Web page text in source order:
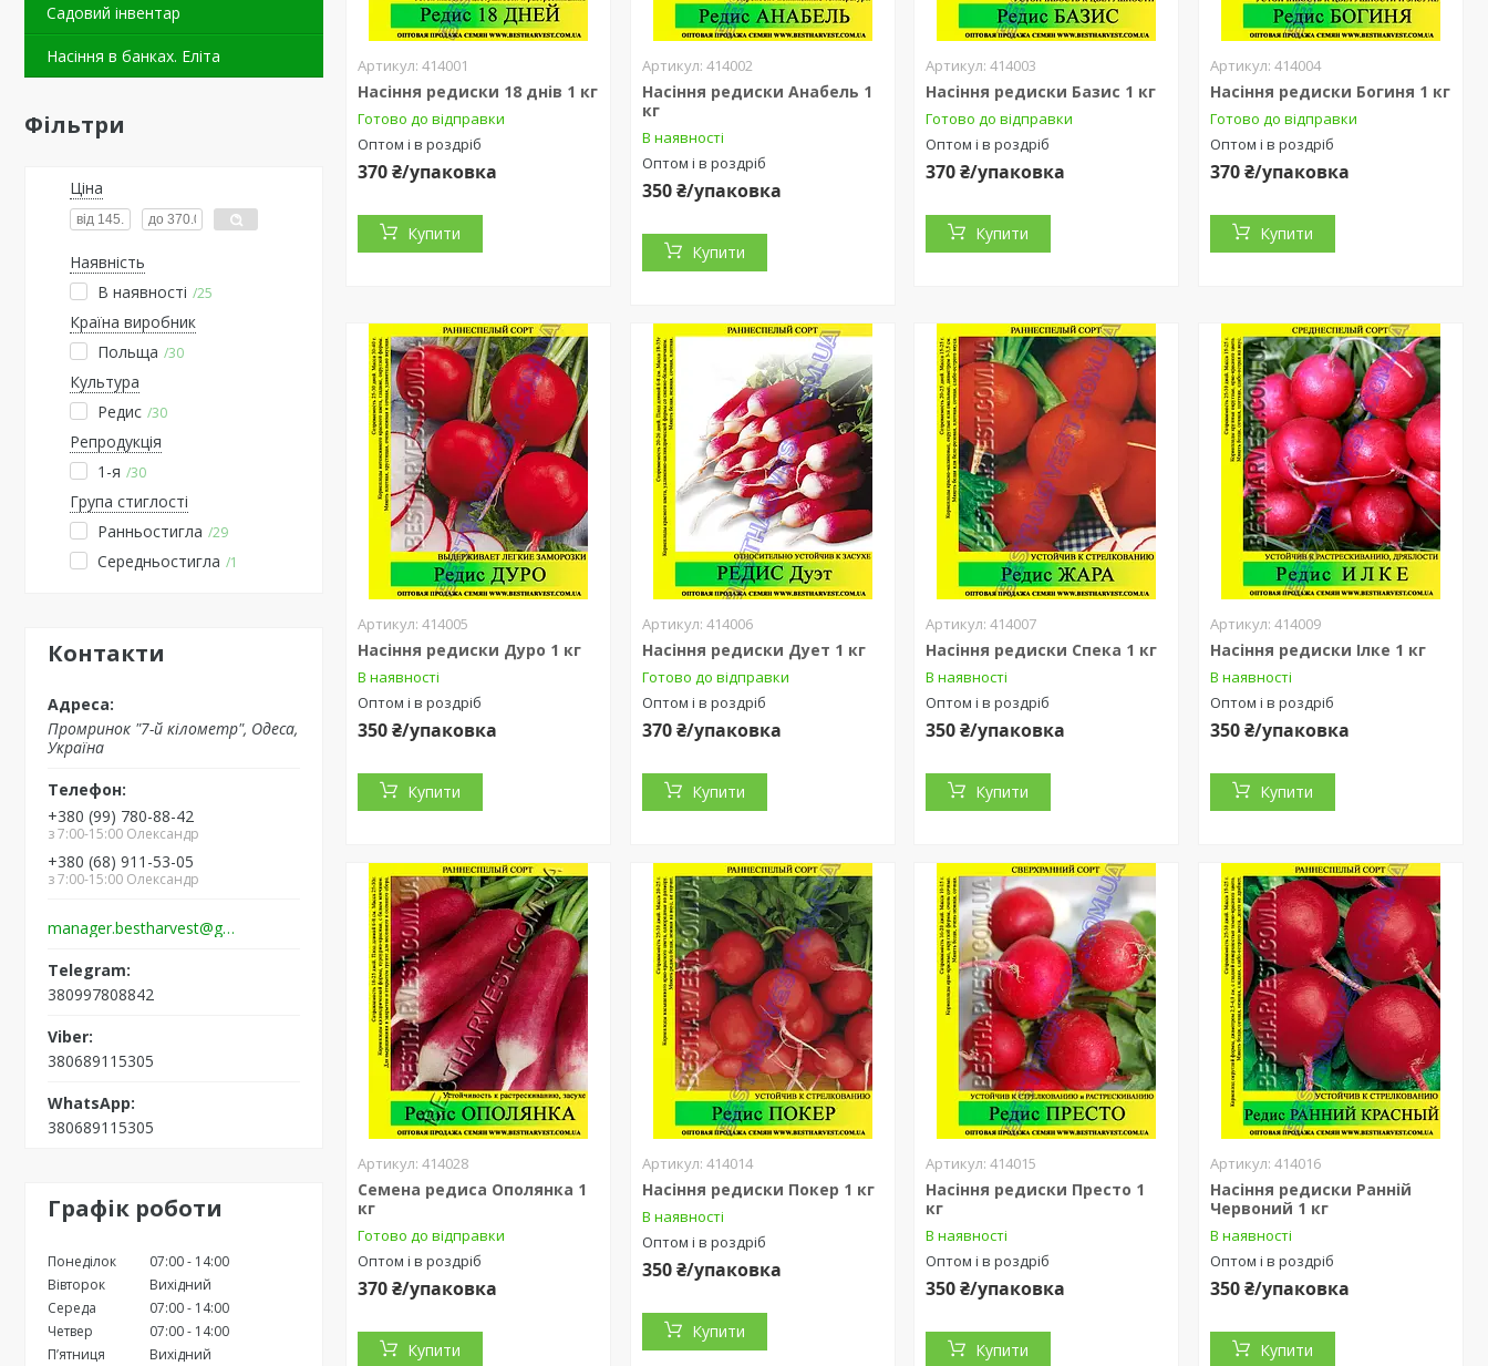
Садовий інвентар
Насіння в банках. Еліта
Фільтри
Ціна
Наявність
В наявності 25
Країна виробник
Польща 30
Культура
Редис 30
Репродукція
1-я 30
Група стиглості
Ранньостигла 29
Середньостигла 1
Контакти
Промринок "7-й кілометр", Одеса,
Україна
+380 (99) 780-88-42
з 7:00-15:00 Олександр
+380 (68) 911-53-05
з 7:00-15:00 Олександр
manager.bestharvest@gmail.com
380997808842
380689115305
380689115305
Графік роботи
Понеділок 07:00
14:00
Вівторок
Вихідний
Середа
07:00
14:00
Четвер
07:00
14:00
Пʼятниця
Вихідний
414001
Насіння редиски 18 днів 1 кг
Готово до відправки
Оптом і в роздріб
370 ₴/упаковка
Купити
414002
Насіння редиски Анабель 1
кг
В наявності
Оптом і в роздріб
350 ₴/упаковка
Купити
414003
Насіння редиски Базис 1 кг
Готово до відправки
Оптом і в роздріб
370 ₴/упаковка
Купити
414004
Насіння редиски Богиня 1 кг
Готово до відправки
Оптом і в роздріб
370 ₴/упаковка
Купити
414005
Насіння редиски Дуро 1 кг
В наявності
Оптом і в роздріб
350 ₴/упаковка
Купити
414006
Насіння редиски Дует 1 кг
Готово до відправки
Оптом і в роздріб
370 ₴/упаковка
Купити
414007
Насіння редиски Спека 1 кг
В наявності
Оптом і в роздріб
350 ₴/упаковка
Купити
414009
Насіння редиски Ілке 1 кг
В наявності
Оптом і в роздріб
350 ₴/упаковка
Купити
414028
Семена редиса Ополянка 1
кг
Готово до відправки
Оптом і в роздріб
370 ₴/упаковка
Купити
414014
Насіння редиски Покер 1 кг
В наявності
Оптом і в роздріб
350 ₴/упаковка
Купити
414015
Насіння редиски Престо 1
кг
В наявності
Оптом і в роздріб
350 ₴/упаковка
Купити
414016
Насіння редиски Ранній
Червоний 1 кг
В наявності
Оптом і в роздріб
350 ₴/упаковка
Купити